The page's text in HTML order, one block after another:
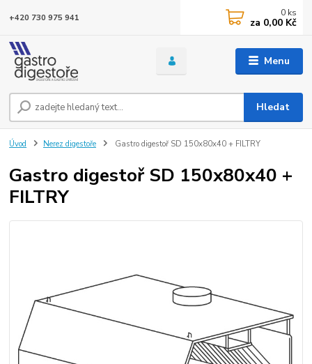
Menu
Hledat
+420 730 975 941 0 ks
za 0,00 Kč
Úvod Nerez digestoře Gastro digestoř SD 150x80x40 + FILTRY
Gastro digestoř SD 150x80x40 +
FILTRY